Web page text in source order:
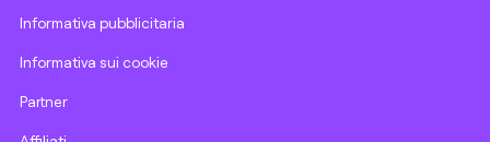
Informativa pubblicitaria
Informativa sui cookie
Partner